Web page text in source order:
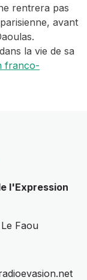
rentrera pas
avant
la vie de sa
franco-
l'Expression
Faou